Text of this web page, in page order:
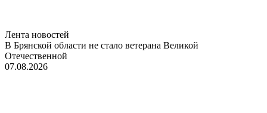
Лента новостей
В Брянской области не стало ветерана Великой
Отечественной
07.08.2026